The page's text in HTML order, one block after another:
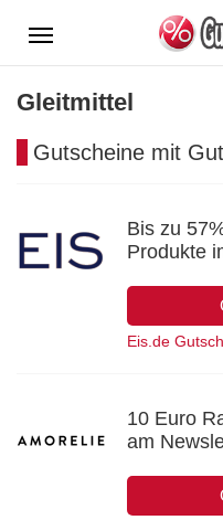
Menü
Gleitmittel
Gutscheine mit
Bis zu
Produkte
Eis.de
10 Euro
am